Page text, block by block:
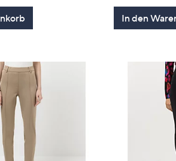
von
5
Bewertungen
In den